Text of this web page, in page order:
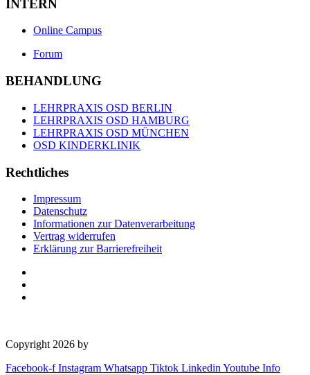
INTERN
Online Campus
Forum
BEHANDLUNG
LEHRPRAXIS OSD BERLIN
LEHRPRAXIS OSD HAMBURG
LEHRPRAXIS OSD MÜNCHEN
OSD KINDERKLINIK
Rechtliches
Impressum
Datenschutz
Informationen zur Datenverarbeitung
Vertrag widerrufen
Erklärung zur Barrierefreiheit
Copyright 2026 by
Facebook-f Instagram Whatsapp Tiktok Linkedin Youtube Info